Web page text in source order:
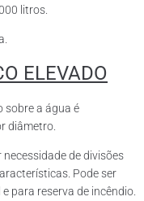
litros.
ELEVADO
sobre a água é
diâmetro.
de divisões
Pode ser
para reserva de incêndio.